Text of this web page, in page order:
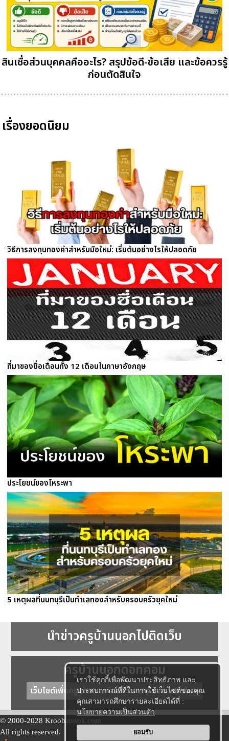
เราใช้คุกกี้เพื่อพัฒนาประสิทธิภาพ และ
ประสบการณ์ที่ดีในการใช้เว็บไซต์ของคุณ
คุณสามารถศึกษารายละเอียดได้ที่ :
นโยบายความเป็นส่วนตัว
ยอมรับ
สินเชื่อส่วนบุคคลคืออะไร? สรุปข้อดี-ข้อเสีย และข้อควรรู้
ก่อนตัดสินใจ
เรื่องยอดนิยม
วิธีการลงทุนทองคำสำหรับมือใหม่: เริ่มต้นอย่างไรให้ปลอดภัย
ที่มาของชื่อเดือนทั้ง 12 เดือนในภาษาอังกฤษ
ประโยชน์ของโหระพา
5 เหตุผลที่นนทบุรีเป็นทำเลทองสำหรับครอบครัวยุคใหม่
นำข่าวครูบ้านนอกไปติดเว็บ
ครูบ้านนอกดอทคอม
เว็บไซต์เพื่อครู ข่าวการศึกษา ความรู้ การศึกษาไทย
© 2000-2028 Kroobannok.com
All rights reserved.